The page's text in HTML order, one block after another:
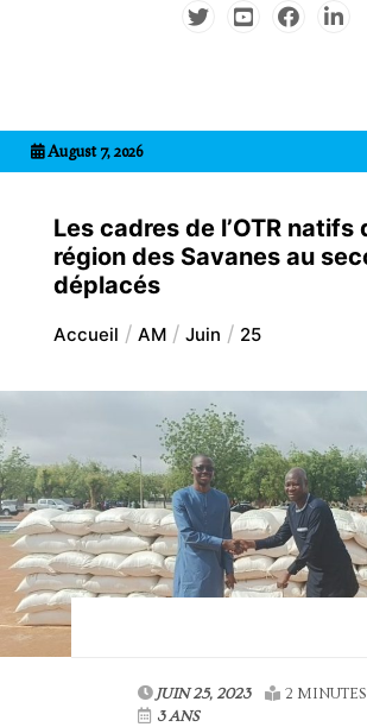
August 7, 2026
Les cadres de l’OTR natifs
région des Savanes au
déplacés
Accueil AM Juin 25
JUIN 25, 2023
2 MINUTES
3 ANS